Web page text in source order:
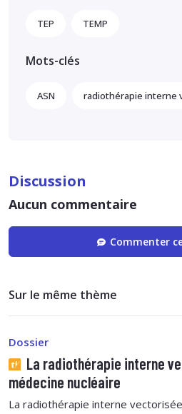
TEP TEMP
Mots-clés
ASN radiothérapie interne
Discussion
Aucun commentaire
Commenter
Sur le même thème
Dossier
La radiothérapie interne
médecine nucléaire
La radiothérapie interne